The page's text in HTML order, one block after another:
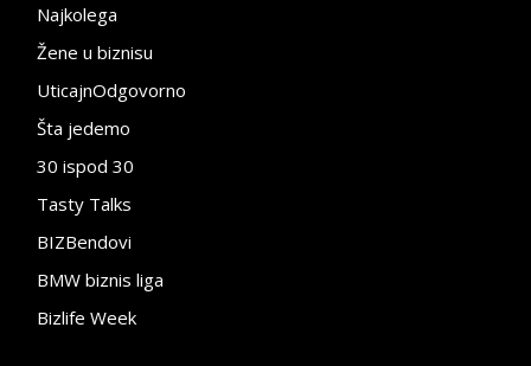
Najkolega
Žene u biznisu
UticajnOdgovorno
Šta jedemo
30 ispod 30
Tasty Talks
BIZBendovi
BMW biznis liga
Bizlife Week